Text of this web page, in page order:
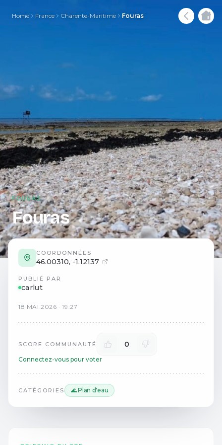
Home France Charente-Maritime Fouras
FOURAS
Fouras
COORDONNÉES
46.00310, -1.12137
PUBLIÉ PAR
carlut
18 MAI 2026 ·19:27
SCORE COMMUNAUTÉ 0
Connectez-vous pour voter
CATÉGORIES 🌊 Plan d'eau